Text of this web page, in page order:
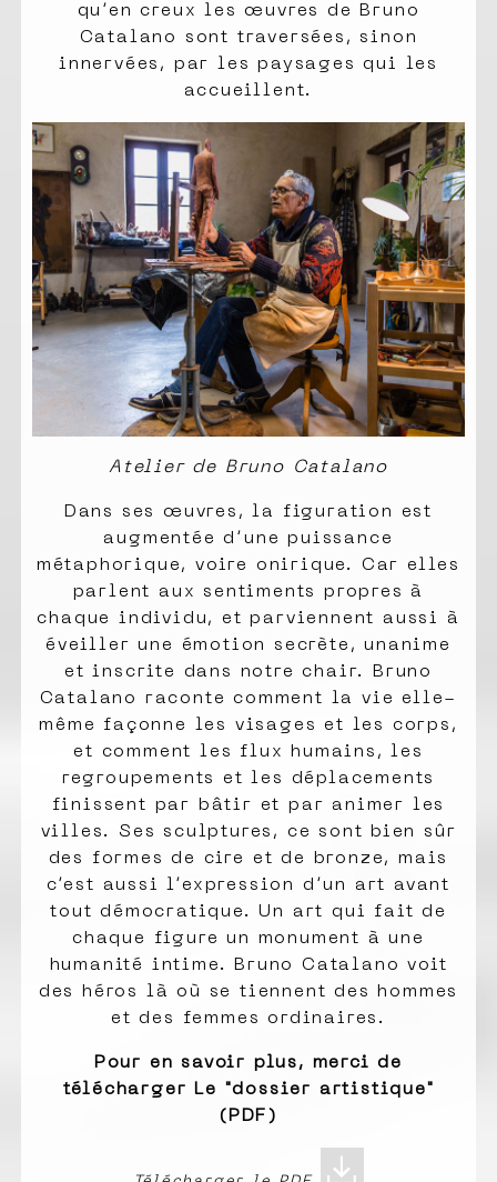
qu’en creux les œuvres de Bruno
Catalano sont traversées, sinon
innervées, par les paysages qui les
accueillent.
Atelier de Bruno Catalano
Dans ses œuvres, la figuration est
augmentée d’une puissance
métaphorique, voire onirique. Car elles
parlent aux sentiments propres à
chaque individu, et parviennent aussi à
éveiller une émotion secrète, unanime
et inscrite dans notre chair. Bruno
Catalano raconte comment la vie elle-
même façonne les visages et les corps,
et comment les flux humains, les
regroupements et les déplacements
finissent par bâtir et par animer les
villes. Ses sculptures, ce sont bien sûr
des formes de cire et de bronze, mais
c’est aussi l’expression d’un art avant
tout démocratique. Un art qui fait de
chaque figure un monument à une
humanité intime. Bruno Catalano voit
des héros là où se tiennent des hommes
et des femmes ordinaires.
Pour en savoir plus, merci de
télécharger Le "dossier artistique"
(PDF)
download